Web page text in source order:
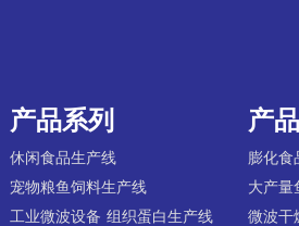
产品系列
休闲食品生产线
宠物粮鱼饲料生产线
工业微波设备 组织蛋白生产线
产
膨化食
大产量
微波干